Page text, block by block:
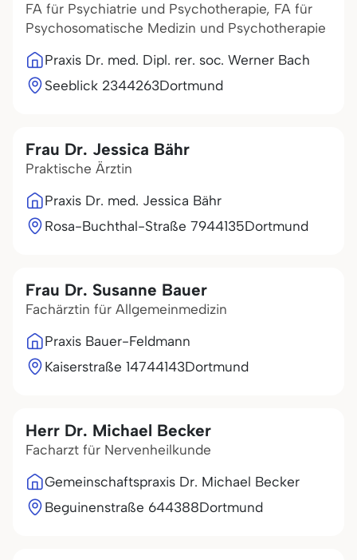
FA für Psychiatrie und Psychotherapie, FA für
Psychosomatische Medizin und Psychotherapie
Praxis Dr. med. Dipl. rer. soc. Werner Bach
Seeblick 2344263Dortmund
Frau Dr. Jessica Bähr
Praktische Ärztin
Praxis Dr. med. Jessica Bähr
Rosa-Buchthal-Straße 7944135Dortmund
Frau Dr. Susanne Bauer
Fachärztin für Allgemeinmedizin
Praxis Bauer-Feldmann
Kaiserstraße 14744143Dortmund
Herr Dr. Michael Becker
Facharzt für Nervenheilkunde
Gemeinschaftspraxis Dr. Michael Becker
Beguinenstraße 644388Dortmund